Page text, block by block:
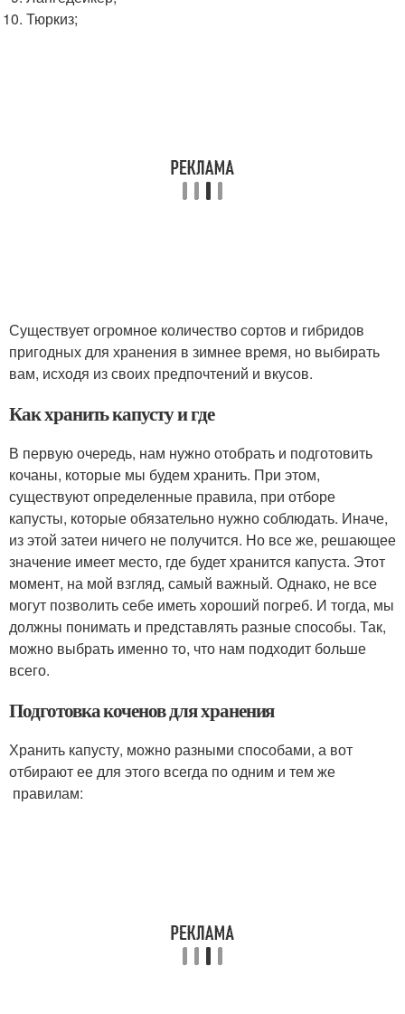
Тюркиз;
Существует огромное количество сортов и гибридов
пригодных для хранения в зимнее время, но выбирать
вам, исходя из своих предпочтений и вкусов.
Как хранить капусту и где
В первую очередь, нам нужно отобрать и подготовить
кочаны, которые мы будем хранить. При этом,
существуют определенные правила, при отборе
капусты, которые обязательно нужно соблюдать. Иначе,
из этой затеи ничего не получится. Но все же, решающее
значение имеет место, где будет хранится капуста. Этот
момент, на мой взгляд, самый важный. Однако, не все
могут позволить себе иметь хороший погреб. И тогда, мы
должны понимать и представлять разные способы. Так,
можно выбрать именно то, что нам подходит больше
всего.
Подготовка коченов для хранения
Хранить капусту, можно разными способами, а вот
отбирают ее для этого всегда по одним и тем же
правилам: